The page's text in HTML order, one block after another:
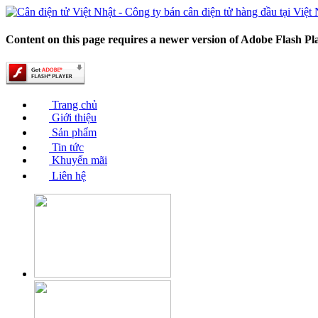
Content on this page requires a newer version of Adobe Flash
Trang chủ
Giới thiệu
Sản phẩm
Tin tức
Khuyến mãi
Liên hệ